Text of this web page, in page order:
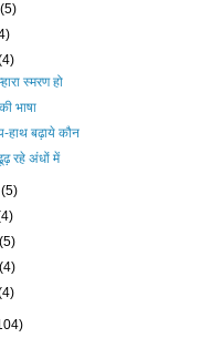
(5)
स्मरण हो
भाषा
बढ़ाये कौन
रहे अंधों में
(5)
(5)
(4)